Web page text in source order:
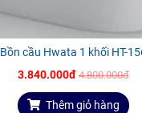
Bồn cầu Hwata 1 khối HT-
3.840.000đ 4.800.000đ
Thêm giỏ hàng